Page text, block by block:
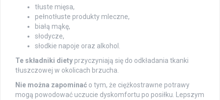
tłuste mięsa,
pełnotłuste produkty mleczne,
białą mąkę,
słodycze,
słodkie napoje oraz alkohol.
Te składniki diety przyczyniają się do odkładania tkanki
tłuszczowej w okolicach brzucha.
Nie można zapominać o tym, że ciężkostrawne potrawy
mogą powodować uczucie dyskomfortu po posiłku. Lepszym